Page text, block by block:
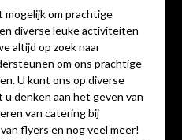
om prachtige
diverse leuke activiteiten
altijd op zoek naar
om ons prachtige
U kunt ons op diverse
denken aan het geven van
van catering bij
flyers en nog veel meer!